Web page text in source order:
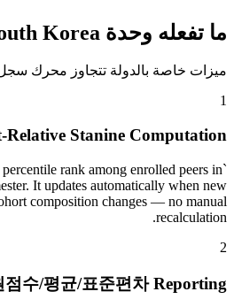
ما تفعله وحدة South Korea
ميزات خاصة بالدولة تتجاوز محرك
1
Relative Stanine Computation
rank among enrolled peers in
It updates automatically when new
composition changes — no manual
recalculation.
2
점수/평균/표준편차 Reporting